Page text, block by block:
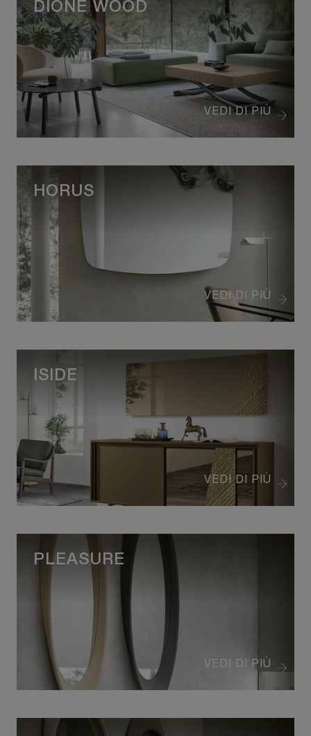
VEDI DI PIÙ
DIONE WOOD
VEDI DI PIÙ
HORUS
VEDI DI PIÙ
ISIDE
VEDI DI PIÙ
PLEASURE